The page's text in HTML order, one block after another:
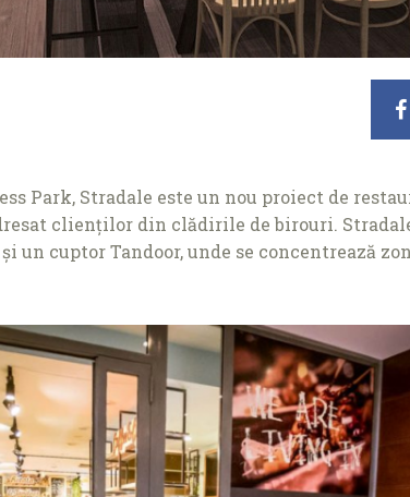
Park, Stradale este un nou proiect de
clienților din clădirile de birouri.
un cuptor Tandoor, unde se concentrează